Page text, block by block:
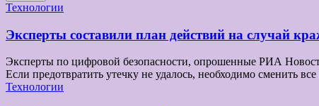
Технологии
Эксперты составили план действий на случай
Эксперты по цифровой безопасности, опрошенные РИА
Если предотвратить утечку не удалось, необходимо
Технологии